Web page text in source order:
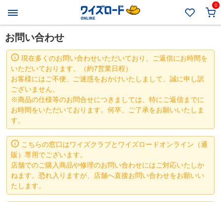
0
お問い合わせ
現在多くのお問い合わせいただいており、ご返信にお時間を
いただいております。（約7営業日程）
お客様にはご不便、ご迷惑をおかけいたしまして、誠に申し訳
ございません。
※商品の仕様等のお問合せにつきましては、特にご返信までに
お時間をいただいております。何卒、ご了承をお願いいたしま
す。
こちらの窓口はワイズクラブとワイズロードオンライン（通
販）専用でございます。
店舗でのご購入商品や修理のお問い合わせにはご対応いたしか
ねます。恐れ入りますが、店舗へ直接お問い合わせをお願いい
たします。